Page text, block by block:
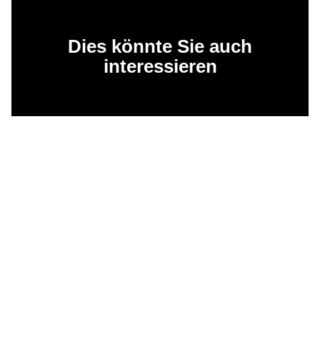
Dies könnte Sie auch
interessieren